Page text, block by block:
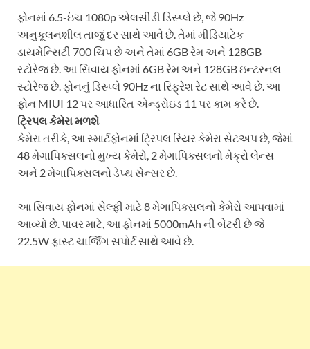
ફોનમાં 6.5-ઇંચ 1080p એલસીડી ડિસ્પ્લે છે, જે 90Hz
અનુકૂલનશીલ તાજું દર સાથે આવે છે. તેમાં મીડિયાટેક
ડાયમેન્સિટી 700 ચિપ છે અને તેમાં 6GB રેમ અને 128GB
સ્ટોરેજ છે. આ સિવાય ફોનમાં 6GB રેમ અને 128GB ઇન્ટરનલ
સ્ટોરેજ છે. ફોનનું ડિસ્પ્લે 90Hz ના રિફ્રેશ રેટ સાથે આવે છે. આ
ફોન MIUI 12 પર આધારિત એન્ડ્રોઇડ 11 પર કામ કરે છે.
ટ્રિપલ કેમેરા મળશે
કેમેરા તરીકે, આ સ્માર્ટફોનમાં ટ્રિપલ રિયર કેમેરા સેટઅપ છે, જેમાં
48 મેગાપિક્સલનો મુખ્ય કેમેરો, 2 મેગાપિક્સલનો મેક્રો લેન્સ
અને 2 મેગાપિક્સલનો ડેપ્થ સેન્સર છે.
આ સિવાય ફોનમાં સેલ્ફી માટે 8 મેગાપિક્સલનો કેમેરો આપવામાં
આવ્યો છે. પાવર માટે, આ ફોનમાં 5000mAh ની બેટરી છે જે
22.5W ફાસ્ટ ચાર્જિંગ સપોર્ટ સાથે આવે છે.